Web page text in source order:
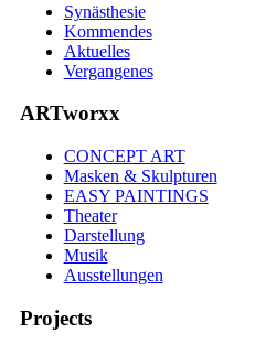
Synästhesie
Kommendes
Aktuelles
Vergangenes
ARTworxx
CONCEPT ART
Masken & Skulpturen
EASY PAINTINGS
Theater
Darstellung
Musik
Ausstellungen
Projects